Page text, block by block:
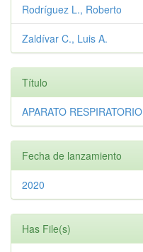
Rodríguez L., Roberto
Zaldívar C., Luis A.
Título
APARATO RESPIRATORIO
Fecha de lanzamiento
2020
Has File(s)